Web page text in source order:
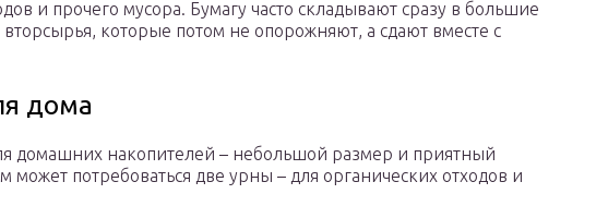
и прочего мусора. Бумагу часто складывают сразу в большие
которые потом не опорожняют, а сдают вместе с
дома
домашних накопителей – небольшой размер и приятный
потребоваться две урны – для органических отходов и